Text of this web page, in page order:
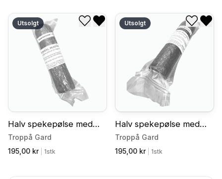
Utsolgt
Halv spekepølse med
hvitløk
Troppå Gard
195,00 kr
1stk
Legg til i ønskeliste
Fjern fra ønskeliste
Utsolgt
Halv spekepølse med
einebær
Troppå Gard
195,00 kr
1stk
Legg til